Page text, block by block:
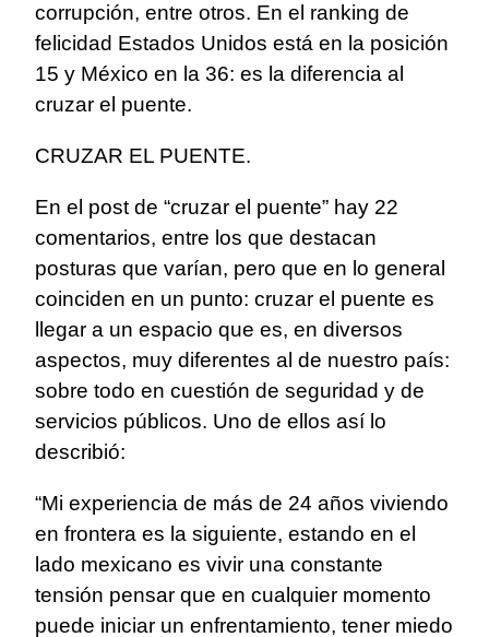
corrupción, entre otros. En el ranking de
felicidad Estados Unidos está en la posición
15 y México en la 36: es la diferencia al
cruzar el puente.
CRUZAR EL PUENTE.
En el post de “cruzar el puente” hay 22
comentarios, entre los que destacan
posturas que varían, pero que en lo general
coinciden en un punto: cruzar el puente es
llegar a un espacio que es, en diversos
aspectos, muy diferentes al de nuestro país:
sobre todo en cuestión de seguridad y de
servicios públicos. Uno de ellos así lo
describió:
“Mi experiencia de más de 24 años viviendo
en frontera es la siguiente, estando en el
lado mexicano es vivir una constante
tensión pensar que en cualquier momento
puede iniciar un enfrentamiento, tener miedo